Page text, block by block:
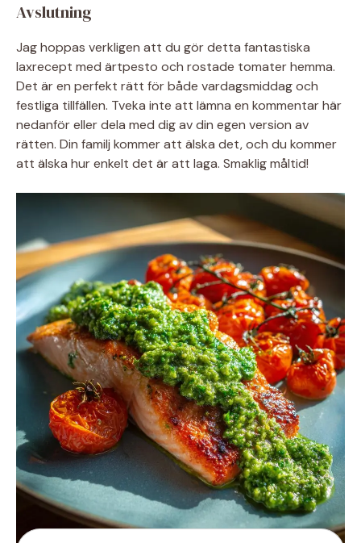
Avslutning
Jag hoppas verkligen att du gör detta fantastiska
laxrecept med ärtpesto och rostade tomater hemma.
Det är en perfekt rätt för både vardagsmiddag och
festliga tillfällen. Tveka inte att lämna en kommentar här
nedanför eller dela med dig av din egen version av
rätten. Din familj kommer att älska det, och du kommer
att älska hur enkelt det är att laga. Smaklig måltid!